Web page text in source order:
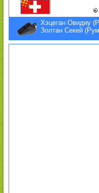
Хэцеган Овидиу
Золтан Секей